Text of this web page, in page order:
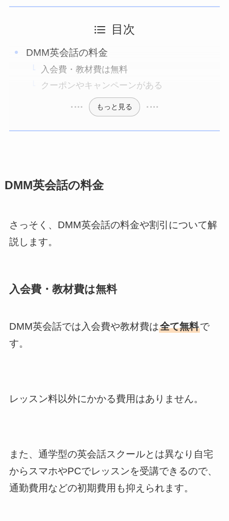
目次
DMM英会話の料金
入会費・教材費は無料
クーポンやキャンペーンがある
もっと見る
DMM英会話の料金
さっそく、DMM英会話の料金や割引について解
説します。
入会費・教材費は無料
DMM英会話では入会費や教材費は全て無料で
す。
レッスン料以外にかかる費用はありません。
また、通学型の英会話スクールとは異なり自宅
からスマホやPCでレッスンを受講できるので、
通勤費用などの初期費用も抑えられます。